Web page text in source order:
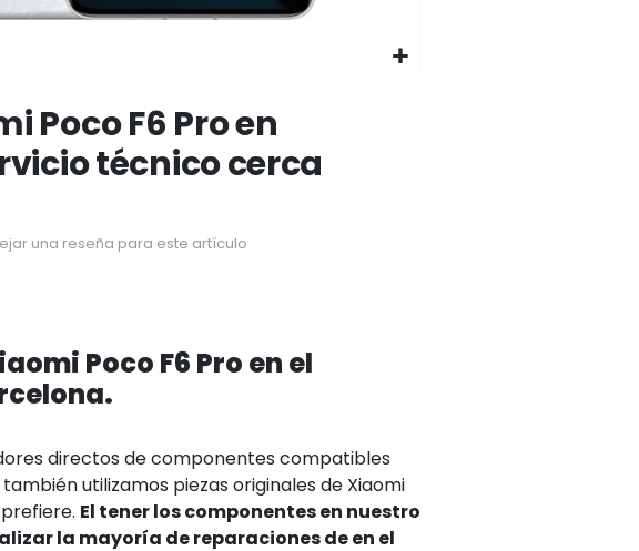
Poco F6 Pro en
técnico cerca
una reseña para este artículo
Poco F6 Pro en el
directos de componentes compatibles
utilizamos piezas originales de Xiaomi
El tener los componentes en nuestro
la mayoría de reparaciones de en el